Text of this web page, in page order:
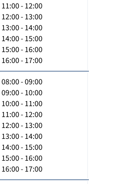
11:00 - 12:00
12:00 - 13:00
13:00 - 14:00
14:00 - 15:00
15:00 - 16:00
16:00 - 17:00
08:00 - 09:00
09:00 - 10:00
10:00 - 11:00
11:00 - 12:00
12:00 - 13:00
13:00 - 14:00
14:00 - 15:00
15:00 - 16:00
16:00 - 17:00